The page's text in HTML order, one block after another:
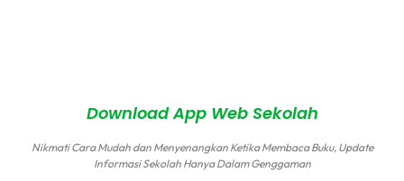
Download App Web Sekolah
Nikmati Cara Mudah dan Menyenangkan Ketika Membaca Buku, Update
Informasi Sekolah Hanya Dalam Genggaman